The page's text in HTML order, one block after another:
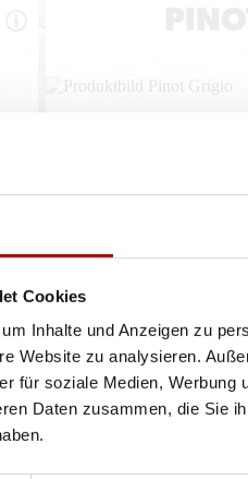
Cookies
Inhalte und Anzeigen zu
Website zu analysieren.
für soziale Medien,
Daten zusammen, die Sie
oder Durchmessern, bspw. der
abweichen. Wir liefern innerhalb von